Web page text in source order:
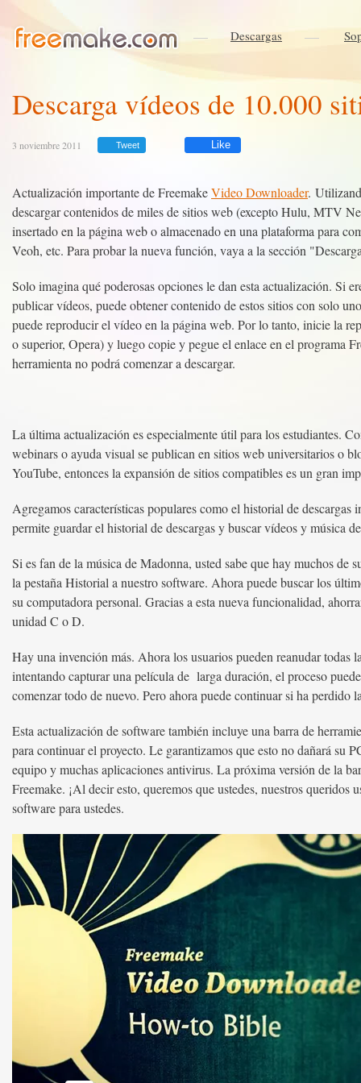
Descargas
Descarga vídeos de 10.000
3 noviembre 2011 Tweet Like
Actualización importante de FreemakeVideo Downloader.
descargar contenidos de miles de sitios web (excepto Hulu, MTV
insertado en la página web o almacenado en una plataforma para
Veoh, etc. Para probar la nueva función, vaya a la sección
Solo imagina qué poderosas opciones le dan esta actualización. Si
publicar vídeos, puede obtener contenido de estos sitios con solo
puede reproducir el vídeo en la página web. Por lo tanto, inicie la
o superior, Opera) y luego copie y pegue el enlace en el programa
herramienta no podrá comenzar a descargar.
La última actualización es especialmente útil para los estudiantes.
webinars o ayuda visual se publican en sitios web universitarios o
YouTube, entonces la expansión de sitios compatibles es un gran
Agregamos características populares como el historial de
permite guardar el historial de descargas y buscar vídeos y música
Si es fan de la música de Madonna, usted sabe que hay muchos de
la pestaña Historial a nuestro software. Ahora puede buscar los
su computadora personal. Gracias a esta nueva funcionalidad,
unidad C o D.
Hay una invención más. Ahora los usuarios pueden reanudar todas
intentando capturar una película de larga duración, el proceso
comenzar todo de nuevo. Pero ahora puede continuar si ha perdido
Esta actualización de software también incluye una barra de
para continuar el proyecto. Le garantizamos que esto no dañará su
equipo y muchas aplicaciones antivirus. La próxima versión de la
Freemake. ¡Al decir esto, queremos que ustedes, nuestros
software para ustedes.